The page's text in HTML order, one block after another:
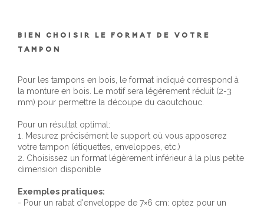
BIEN CHOISIR LE FORMAT DE VOTRE
TAMPON
Pour les tampons en bois, le format indiqué correspond à
la monture en bois. Le motif sera légèrement réduit (2-3
mm) pour permettre la découpe du caoutchouc.
Pour un résultat optimal:
1. Mesurez précisément le support où vous apposerez
votre tampon (étiquettes, enveloppes, etc.)
2. Choisissez un format légèrement inférieur à la plus petite
dimension disponible
Exemples pratiques:
- Pour un rabat d'enveloppe de 7×6 cm: optez pour un